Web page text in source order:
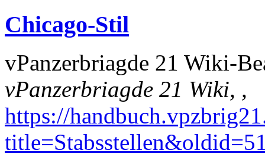
Chicago-Stil
vPanzerbriagde 21 Wiki-
vPanzerbriagde 21 Wiki, ,
https://